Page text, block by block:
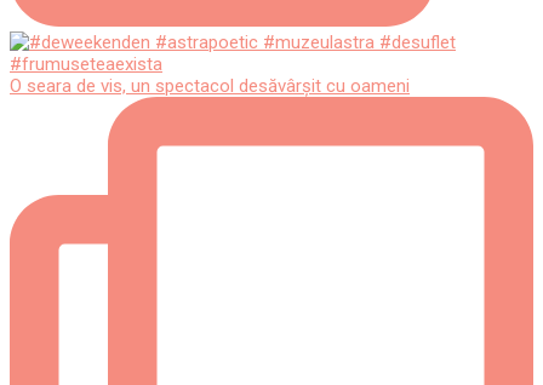
O seara de vis, un spectacol desăvârșit cu oameni